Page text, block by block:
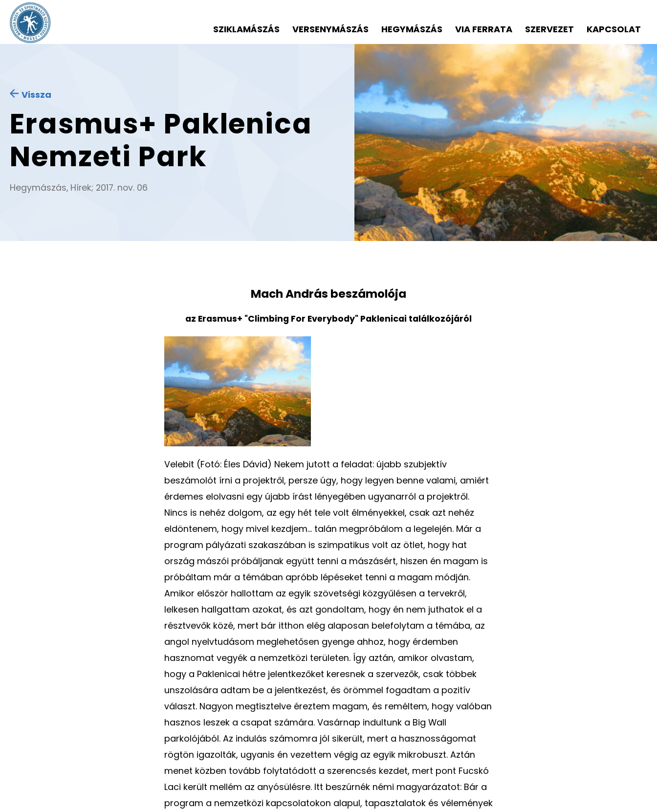
SZIKLAMÁSZÁS VERSENYMÁSZÁS HEGYMÁSZÁS VIA FERRATA SZERVEZET KAPCSOLAT
Vissza
Erasmus+ Paklenica
Nemzeti Park
Hegymászás, Hírek; 2017. nov. 06
Mach András beszámolója
az Erasmus+ "Climbing For Everybody" Paklenicai találkozójáról
Velebit (Fotó: Éles Dávid) Nekem jutott a feladat: újabb szubjektív
beszámolót írni a projektről, persze úgy, hogy legyen benne valami, amiért
érdemes elolvasni egy újabb írást lényegében ugyanarról a projektről.
Nincs is nehéz dolgom, az egy hét tele volt élményekkel, csak azt nehéz
eldöntenem, hogy mivel kezdjem... talán megpróbálom a legelején. Már a
program pályázati szakaszában is szimpatikus volt az ötlet, hogy hat
ország mászói próbáljanak együtt tenni a mászásért, hiszen én magam is
próbáltam már a témában apróbb lépéseket tenni a magam módján.
Amikor először hallottam az egyik szövetségi közgyűlésen a tervekről,
lelkesen hallgattam azokat, és azt gondoltam, hogy én nem juthatok el a
résztvevők közé, mert bár itthon elég alaposan belefolytam a témába, az
angol nyelvtudásom meglehetősen gyenge ahhoz, hogy érdemben
hasznomat vegyék a nemzetközi területen. Így aztán, amikor olvastam,
hogy a Paklenicai hétre jelentkezőket keresnek a szervezők, csak többek
unszolására adtam be a jelentkezést, és örömmel fogadtam a pozitív
választ. Nagyon megtisztelve éreztem magam, és reméltem, hogy valóban
hasznos leszek a csapat számára. Vasárnap indultunk a Big Wall
parkolójából. Az indulás számomra jól sikerült, mert a hasznosságomat
rögtön igazolták, ugyanis én vezettem végig az egyik mikrobuszt. Aztán
menet közben tovább folytatódott a szerencsés kezdet, mert pont Fucskó
Laci került mellém az anyósülésre. Itt beszúrnék némi magyarázatot: Bár a
program a nemzetközi kapcsolatokon alapul, tapasztalatok és vélemények